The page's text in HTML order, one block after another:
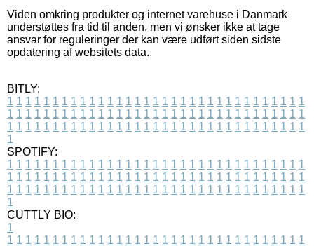
Viden omkring produkter og internet varehuse i Danmark
understøttes fra tid til anden, men vi ønsker ikke at tage
ansvar for reguleringer der kan være udført siden sidste
opdatering af websitets data.
BITLY:
1 1 1 1 1 1 1 1 1 1 1 1 1 1 1 1 1 1 1 1 1 1 1 1 1 1 1 1 1 1 1 1 1
1 1 1 1 1 1 1 1 1 1 1 1 1 1 1 1 1 1 1 1 1 1 1 1 1 1 1 1 1 1 1 1 1
1 1 1 1 1 1 1 1 1 1 1 1 1 1 1 1 1 1 1 1 1 1 1 1 1 1 1 1 1 1 1 1 1
1
SPOTIFY:
1 1 1 1 1 1 1 1 1 1 1 1 1 1 1 1 1 1 1 1 1 1 1 1 1 1 1 1 1 1 1 1 1
1 1 1 1 1 1 1 1 1 1 1 1 1 1 1 1 1 1 1 1 1 1 1 1 1 1 1 1 1 1 1 1 1
1 1 1 1 1 1 1 1 1 1 1 1 1 1 1 1 1 1 1 1 1 1 1 1 1 1 1 1 1 1 1 1 1
1
CUTTLY BIO:
1
1 1 1 1 1 1 1 1 1 1 1 1 1 1 1 1 1 1 1 1 1 1 1 1 1 1 1 1 1 1 1 1 1